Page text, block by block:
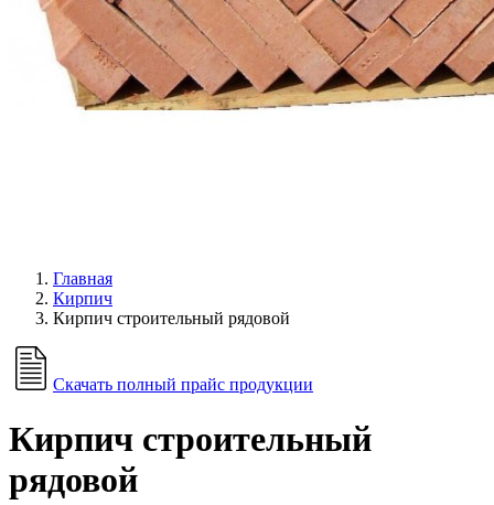
Главная
Кирпич
Кирпич строительный рядовой
Скачать полный прайс продукции
Кирпич строительный
рядовой